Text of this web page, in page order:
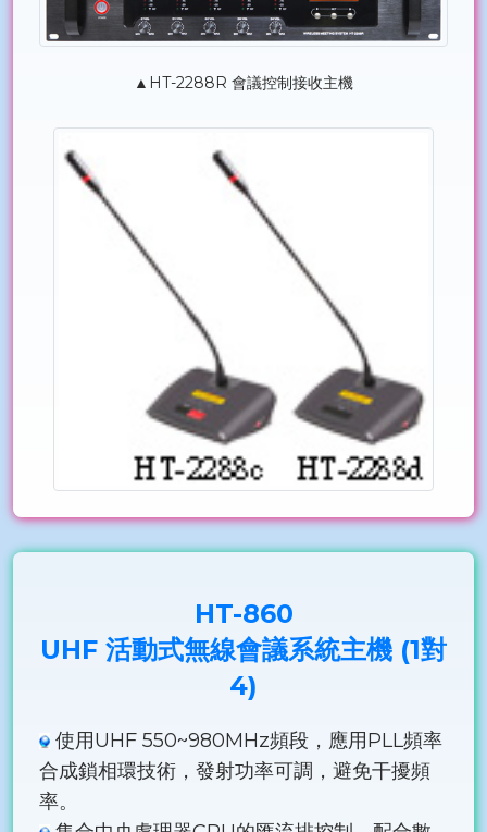
▲HT-2288R 會議控制接收主機
HT-860
UHF 活動式無線會議系統主機 (1對
4)
使用UHF 550~980MHz頻段，應用PLL頻率
合成鎖相環技術，發射功率可調，避免干擾頻
率。